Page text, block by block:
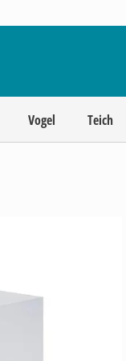
Vogel Teich